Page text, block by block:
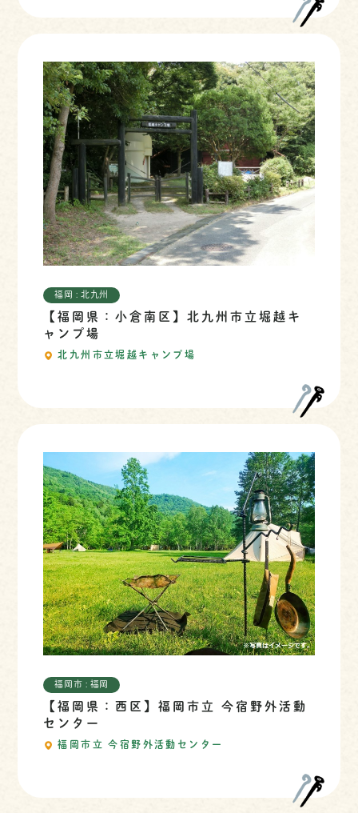
福岡 : 北九州
【福岡県：小倉南区】北九州市立堀越キ
ャンプ場
北九州市立堀越キャンプ場
福岡市 : 福岡
【福岡県：西区】福岡市立 今宿野外活動
センター
福岡市立 今宿野外活動センター